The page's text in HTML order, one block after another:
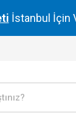
İstanbul İçin